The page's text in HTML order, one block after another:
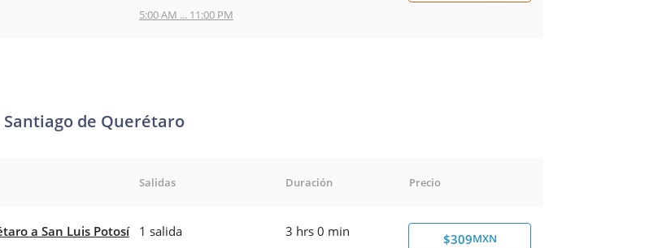
5:00 AM ... 11:00 PM
de Querétaro
Salidas Duración Precio
a San Luis Potosí 1 salida 3 hrs 0 min $309MXN